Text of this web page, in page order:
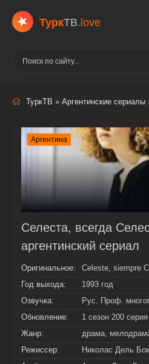
ТуркТВ.love
ТуркТВ » Аргентинские сериалы
Аргентина
Селеста, всегда
аргентинский сериал
Оригинальное:
Celeste, siempre
Год выхода:
1993 год
Озвучка:
Рус. Проф.
Обновление:
1 сезон 200 серия
Жанр:
драма,
Режиссер:
Николас Дель